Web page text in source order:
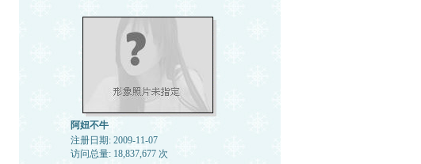
阿妞不牛
注册日期: 2009-11-07
访问总量: 18,837,677 次